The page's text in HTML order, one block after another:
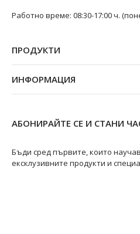
Работно време: 08:30-17:00 ч.
ПРОДУКТИ
Гривни
ИНФОРМАЦИЯ
Магазини
Ремонт на бижута
Видове перли
АБОНИРАЙТЕ СЕ И СТАНИ
Бъди сред първите, които
ексклузивните продукти и